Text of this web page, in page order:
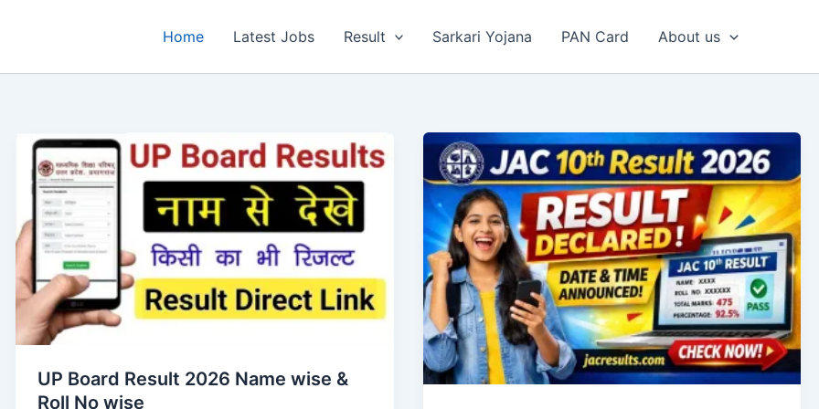
Home Latest Jobs Result Sarkari Yojana PAN Card About us
UP Board Result 2026 Name wise &
Roll No wise